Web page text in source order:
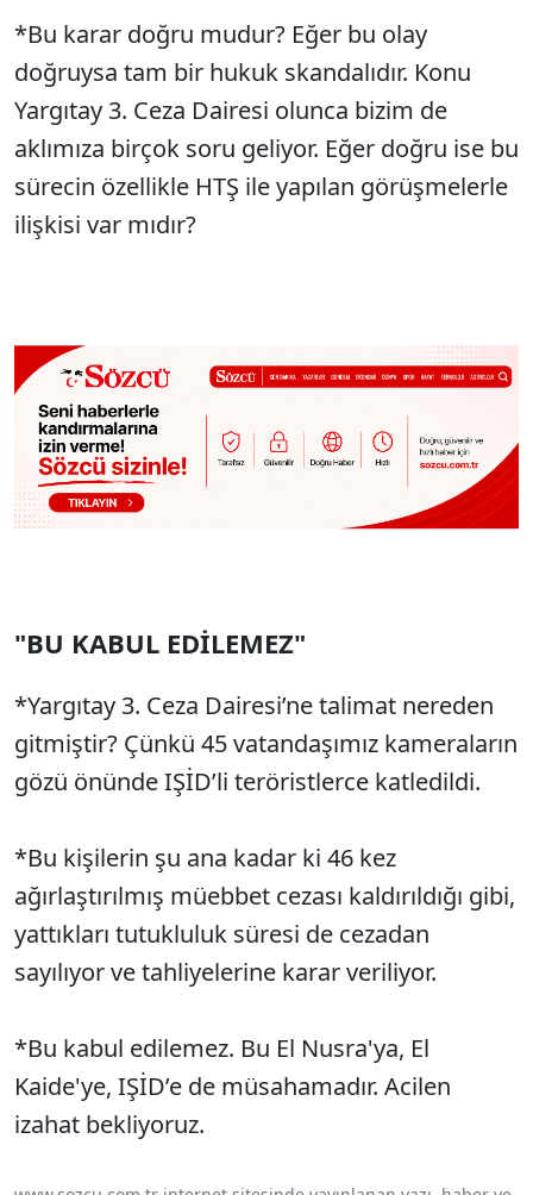
*Bu karar doğru mudur? Eğer bu olay
doğruysa tam bir hukuk skandalıdır. Konu
Yargıtay 3. Ceza Dairesi olunca bizim de
aklımıza birçok soru geliyor. Eğer doğru ise bu
sürecin özellikle HTŞ ile yapılan görüşmelerle
ilişkisi var mıdır?
"BU KABUL EDİLEMEZ"
*Yargıtay 3. Ceza Dairesi’ne talimat nereden
gitmiştir? Çünkü 45 vatandaşımız kameraların
gözü önünde IŞİD’li teröristlerce katledildi.
*Bu kişilerin şu ana kadar ki 46 kez
ağırlaştırılmış müebbet cezası kaldırıldığı gibi,
yattıkları tutukluluk süresi de cezadan
sayılıyor ve tahliyelerine karar veriliyor.
*Bu kabul edilemez. Bu El Nusra'ya, El
Kaide'ye, IŞİD’e de müsahamadır. Acilen
izahat bekliyoruz.